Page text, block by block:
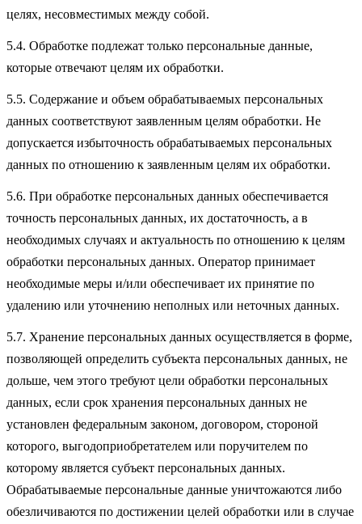
целях, несовместимых между собой.
5.4. Обработке подлежат только персональные данные,
которые отвечают целям их обработки.
5.5. Содержание и объем обрабатываемых персональных
данных соответствуют заявленным целям обработки. Не
допускается избыточность обрабатываемых персональных
данных по отношению к заявленным целям их обработки.
5.6. При обработке персональных данных обеспечивается
точность персональных данных, их достаточность, а в
необходимых случаях и актуальность по отношению к целям
обработки персональных данных. Оператор принимает
необходимые меры и/или обеспечивает их принятие по
удалению или уточнению неполных или неточных данных.
5.7. Хранение персональных данных осуществляется в форме,
позволяющей определить субъекта персональных данных, не
дольше, чем этого требуют цели обработки персональных
данных, если срок хранения персональных данных не
установлен федеральным законом, договором, стороной
которого, выгодоприобретателем или поручителем по
которому является субъект персональных данных.
Обрабатываемые персональные данные уничтожаются либо
обезличиваются по достижении целей обработки или в случае